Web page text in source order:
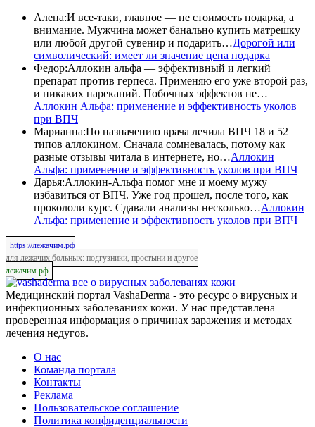
Алена:И все-таки, главное — не стоимость подарка, а
внимание. Мужчина может банально купить матрешку
или любой другой сувенир и подарить…Дорогой или
символический: имеет ли значение цена подарка
Федор:Аллокин альфа — эффективный и легкий
препарат против герпеса. Применяю его уже второй раз,
и никаких нареканий. Побочных эффектов не…
Аллокин Альфа: применение и эффективность уколов
при ВПЧ
Марианна:По назначению врача лечила ВПЧ 18 и 52
типов аллокином. Сначала сомневалась, потому как
разные отзывы читала в интернете, но…Аллокин
Альфа: применение и эффективность уколов при ВПЧ
Дарья:Аллокин-Альфа помог мне и моему мужу
избавиться от ВПЧ. Уже год прошел, после того, как
прокололи курс. Сдавали анализы несколько…Аллокин
Альфа: применение и эффективность уколов при ВПЧ
https://лежачим.рф
для лежачих больных: подгузники, простыни и другое
лежачим.рф
все о вирусных заболеванях кожи
Медицинский портал VashaDerma - это ресурс о вирусных и
инфекционных заболеваниях кожи. У нас представлена
проверенная информация о причинах заражения и методах
лечения недугов.
О нас
Команда портала
Контакты
Реклама
Пользовательское соглашение
Политика конфиденциальности